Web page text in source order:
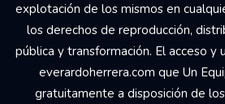
explotación de los mismos en
los derechos de reproducción,
pública y transformación. El acceso
everardoherrera.com que Un
gratuitamente a disposición de